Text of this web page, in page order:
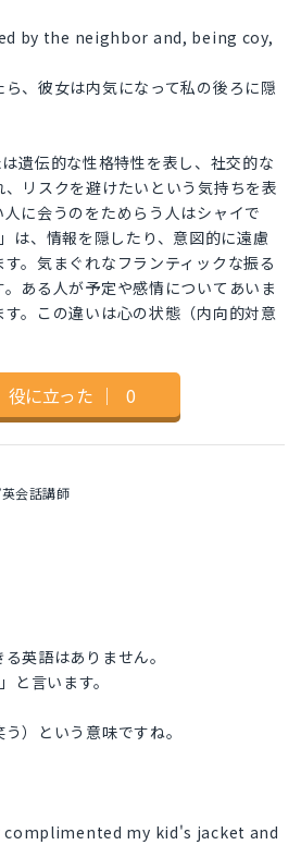
by the neighbor and, being coy,
、彼女は内気になって私の後ろに隠
遺伝的な性格特性を表し、社交的な
リスクを避けたいという気持ちを表
に会うのをためらう人はシャイで
は、情報を隠したり、意図的に遠慮
。気まぐれなフランティックな振る
ある人が予定や感情についてあいま
。この違いは心の状態（内向的対意
役に立った ｜ 0
会話講師
英語はありません。
言います。
）という意味ですね。
complimented my kid's jacket and